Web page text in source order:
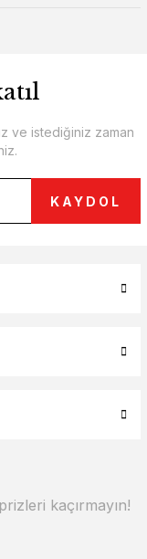
ve istediğiniz zaman
KAYDOL
kaçırmayın!